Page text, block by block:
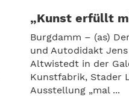
„Kunst erfüllt
Burgdamm – (as)
und Autodidakt
Altwistedt in der
Kunstfabrik, Stader
Ausstellung „mal ...